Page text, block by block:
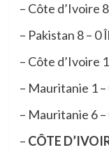
– ​Côte d’Ivoire
– ​Pakistan 8 –
– ​Côte d’Ivoire
– ​Mauritanie 1 –
– ​Mauritanie 6
– ​ CÔTE